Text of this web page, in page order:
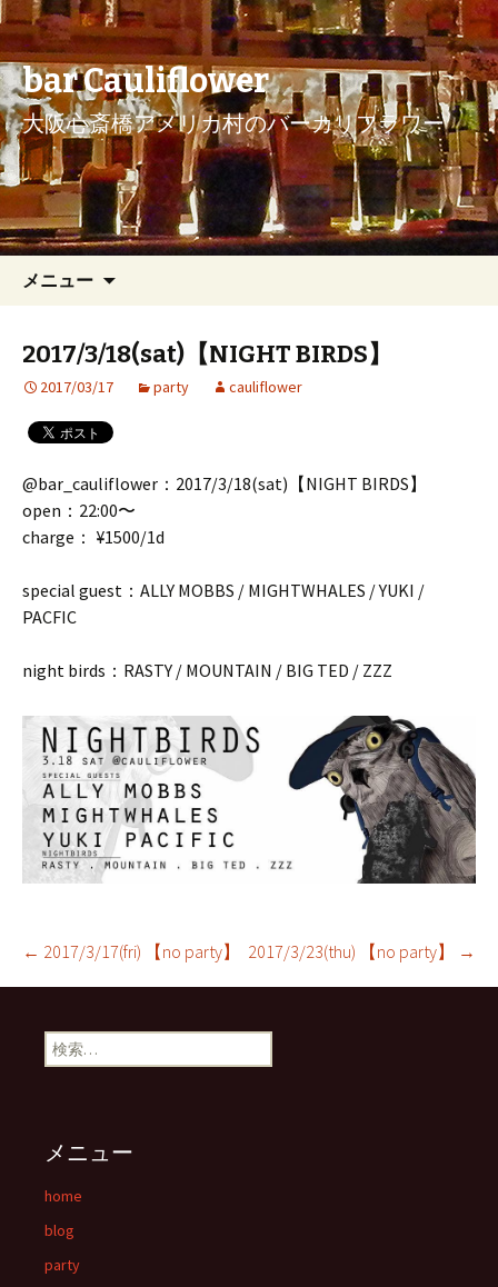
bar Cauliflower
大阪心斎橋アメリカ村のバーカリフラワー
メニュー
2017/3/18(sat)【NIGHT BIRDS】
2017/03/17 party cauliflower
@bar_cauliflower：2017/3/18(sat)【NIGHT BIRDS】
open：22:00〜
charge： ¥1500/1d
special guest：ALLY MOBBS / MIGHTWHALES / YUKI /
PACFIC
night birds：RASTY / MOUNTAIN / BIG TED / ZZZ
投稿ナビゲーション
← 2017/3/17(fri) 【no party】 2017/3/23(thu) 【no party】 →
検索:
メニュー
home
blog
party